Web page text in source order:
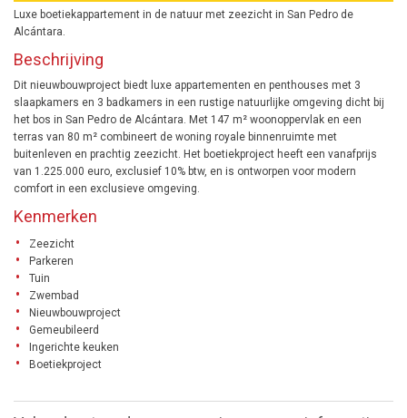
Luxe boetiekappartement in de natuur met zeezicht in San Pedro de
Alcántara.
Beschrijving
Dit nieuwbouwproject biedt luxe appartementen en penthouses met 3
slaapkamers en 3 badkamers in een rustige natuurlijke omgeving dicht bij
het bos in San Pedro de Alcántara. Met 147 m² woonoppervlak en een
terras van 80 m² combineert de woning royale binnenruimte met
buitenleven en prachtig zeezicht. Het boetiekproject heeft een vanafprijs
van 1.225.000 euro, exclusief 10% btw, en is ontworpen voor modern
comfort in een exclusieve omgeving.
Kenmerken
Zeezicht
Parkeren
Tuin
Zwembad
Nieuwbouwproject
Gemeubileerd
Ingerichte keuken
Boetiekproject